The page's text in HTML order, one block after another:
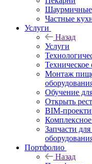
Шаурмичные
Частные
Услуги
Назад
Услуги
Техническое
Монтаж
Обучение
Открыть
BIM-
Запчасти
Портфолио
Назад